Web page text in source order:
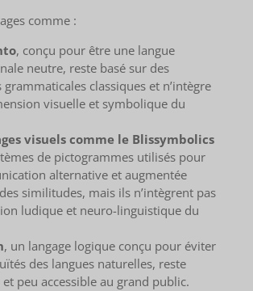
comme :
, conçu pour être une langue
neutre, reste basé sur des
classiques et n’intègre
visuelle et symbolique du
visuels comme le Blissymbolics
de pictogrammes utilisés pour
alternative et augmentée
similitudes, mais ils n’intègrent pas
ludique et neuro-linguistique du
, un langage logique conçu pour éviter
des langues naturelles, reste
peu accessible au grand public.